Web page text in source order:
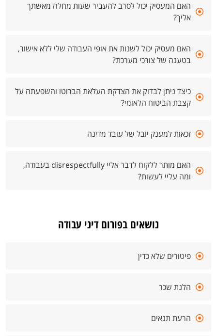
האם המעסיק יכול לסרב להעביר שעות מחלה מאשתך
אליך?
האם מעסיק יכול לשנות את אופי העבודה שלי ללא אישור,
בטענה של צורכי מערכת?
כיצד ניתן לבדוק את הצדקת העלאת הברוטו והשפעתה על
קצבת הביטוח הלאומי?
זכאות למענק יובל של עובד מדינה
האם מותר ללקוח לדבר אליי disrespectfully בעבודה,
ומה עליי לעשות?
נושאים בפורום דיני עבודה
פיטורים שלא כדין
הלנת שכר
הרעת תנאים